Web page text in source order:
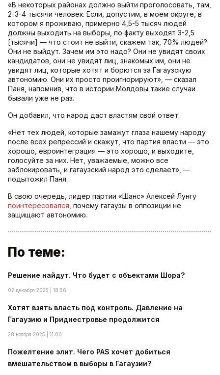
«В некоторых районах должно выйти проголосовать, там,
2-3-4 тысячи человек. Если, допустим, в моем округе, в
котором я проживаю, примерно 4,5-5 тысяч людей
должны выходить на выборы, по факту выходят 3-2,5
[тысячи] — что стоит не выйти, скажем так, 70% людей?
Они не выйдут. Зачем им это надо? Они не увидят своих
кандидатов, они не увидят лиц, знакомых им, они не
увидят лиц, которые хотят и борются за Гагаузскую
автономию. Они их просто проигнорируют», — сказал
Паня, напомнив, что в истории Молдовы такие случаи
бывали уже не раз.
Он добавил, что народ даст властям свой ответ.
«Нет тех людей, которые замажут глаза нашему народу
после всех репрессий и скажут, что партия власти — это
хорошо, евроинтеграция — это хорошо, и выходите,
голосуйте за них. Нет, уважаемые, можно все
заблокировать, и гагаузский народ это сделает», —
подытожил Паня.
В свою очередь, лидер партии «Шанс» Алексей Лунгу
поинтересовался , почему гагаузы в оппозиции не
защищают автономию.
По теме:
Решение найдут. Что будет с объектами Шора?
02 декабря 2025 | 18:56
Хотят взять власть под контроль. Давление на
Гагаузию и Приднестровье продолжится
28 ноября 2025 | 11:00
Пожелтение элит. Чего PAS хочет добиться
вмешательством в выборы в Гагаузии?